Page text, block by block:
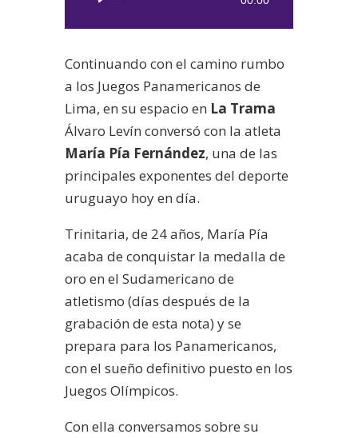
Continuando con el camino rumbo
a los Juegos Panamericanos de
Lima, en su espacio en La Trama
Álvaro Levín conversó con la atleta
María Pía Fernández, una de las
principales exponentes del deporte
uruguayo hoy en día.
Trinitaria, de 24 años, María Pía
acaba de conquistar la medalla de
oro en el Sudamericano de
atletismo (días después de la
grabación de esta nota) y se
prepara para los Panamericanos,
con el sueño definitivo puesto en los
Juegos Olímpicos.
Con ella conversamos sobre su